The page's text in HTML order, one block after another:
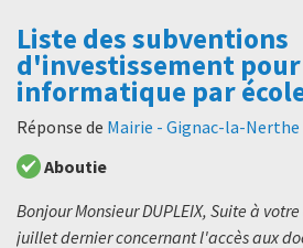
Liste des subventions
d'investissement
informatique par
Réponse de Mairie - Gignac-la-Nerthe
Aboutie
Bonjour Monsieur DUPLEIX, Suite à
juillet dernier concernant l'accès aux